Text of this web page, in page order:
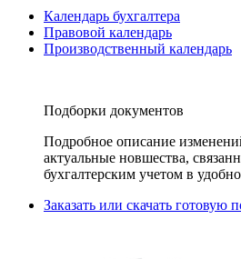
Календарь бухгалтера
Правовой календарь
Производственный календарь
Подборки документов
Подробное описание
актуальные новшества,
бухгалтерским учетом в
Заказать или скачать готовую